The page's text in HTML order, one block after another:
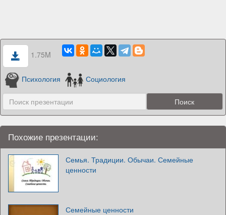
1.75M
Психология Социология
Похожие презентации:
Семья. Традиции. Обычаи. Семейные
ценности
Семейные ценности